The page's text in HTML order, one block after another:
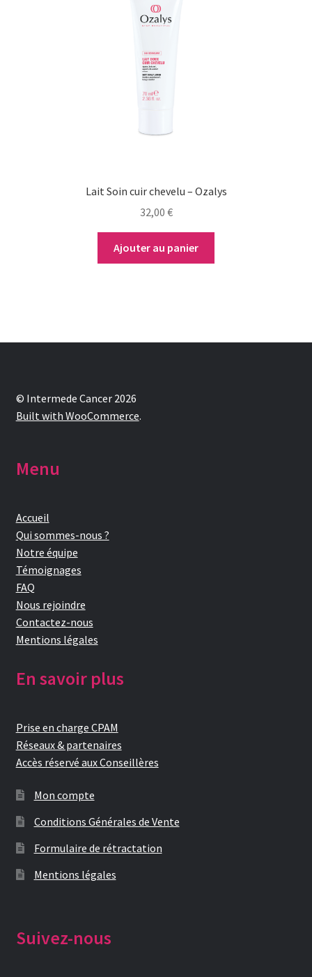
Lait Soin cuir chevelu – Ozalys
32,00 €
Ajouter au panier
Menu
Accueil
Qui sommes-nous ?
Notre équipe
Témoignages
FAQ
Nous rejoindre
Contactez-nous
Mentions légales
En savoir plus
Prise en charge CPAM
Réseaux & partenaires
Accès réservé aux Conseillères
Mon compte
Conditions Générales de Vente
Formulaire de rétractation
Mentions légales
Suivez-nous
© Intermede Cancer 2026
Built with WooCommerce.